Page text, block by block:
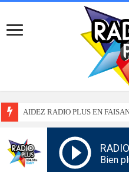
AIDEZ RADIO PLUS EN
Bien